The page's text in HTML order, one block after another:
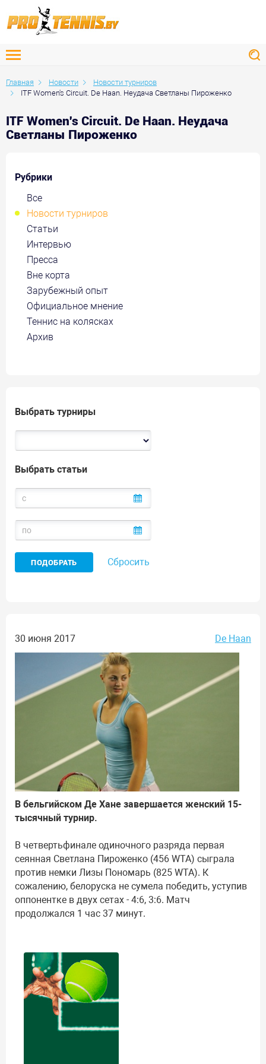
Главная Новости
Новости турниров
ITF Women's Circuit. De Haan. Неудача Светланы Пироженко
ITF Women's Circuit. De Haan. Неудача
Светланы Пироженко
Рубрики
Все
Новости турниров
Статьи
Интервью
Пресса
Вне корта
Зарубежный опыт
Официальное мнение
Теннис на колясках
Архив
Выбрать турниры
Выбрать статьи
Сбросить
30 июня 2017 De Haan
В бельгийском Де Хане завершается женский 15-
тысячный турнир.
В четвертьфинале одиночного разряда первая
сеянная Светлана Пироженко (456 WTA) сыграла
против немки Лизы Пономарь (825 WTA). К
сожалению, белоруска не сумела победить, уступив
оппонентке в двух сетах - 4:6, 3:6. Матч
продолжался 1 час 37 минут.